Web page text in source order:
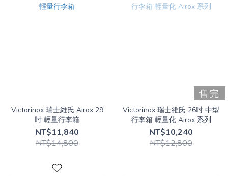
Victorinox 瑞士維氏 Airox 29
吋 輕量行李箱
NT$11,840
NT$14,800
售完
Victorinox 瑞士維氏 26吋 中型
行李箱 輕量化 Airox 系列
NT$10,240
NT$12,800